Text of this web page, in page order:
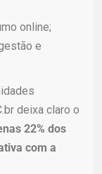
online;
e
deixa claro o
22% dos
com a